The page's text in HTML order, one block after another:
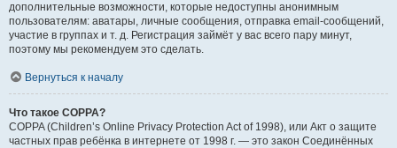
дополнительные возможности, которые недоступны анонимным
пользователям: аватары, личные сообщения, отправка email-сообщений,
участие в группах и т. д. Регистрация займёт у вас всего пару минут,
поэтому мы рекомендуем это сделать.
Вернуться к началу
Что такое COPPA?
COPPA (Children’s Online Privacy Protection Act of 1998), или Акт о защите
частных прав ребёнка в интернете от 1998 г. — это закон Соединённых